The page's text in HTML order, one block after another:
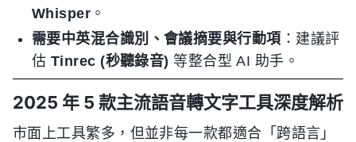
Whisper 。
需要中英混合識別、會議摘要與行動項 ：建議評
估 Tinrec (秒聽錄音) 等整合型 AI 助手。
2025 年 5 款主流語音轉文字工具深度解析
市面上工具繁多，但並非每一款都適合「跨語言」